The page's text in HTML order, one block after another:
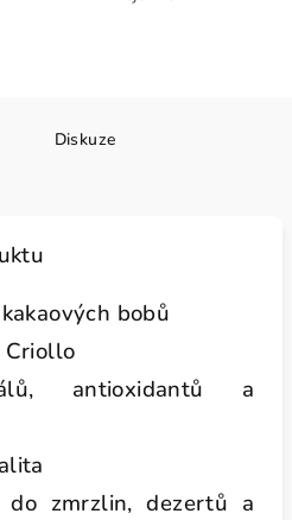
Diskuze
bobů
Criollo
antioxidantů a
do zmrzlin, dezertů a